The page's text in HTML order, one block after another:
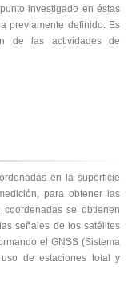
investigado en éstas
previamente definido. Es
de las actividades de
en la superficie
para obtener las
coordenadas se obtienen
señales de los satélites
el GNSS (Sistema
de estaciones total y